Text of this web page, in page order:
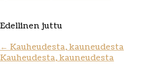
Edellinen juttu
← Kauheudesta, kauneudesta
Kauheudesta, kauneudesta